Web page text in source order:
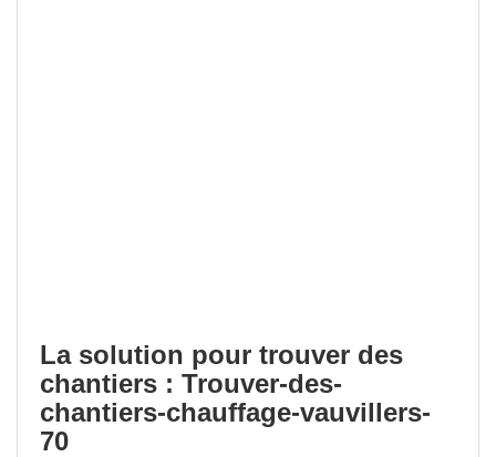
La solution pour trouver des
chantiers : Trouver-des-
chantiers-chauffage-vauvillers-
70